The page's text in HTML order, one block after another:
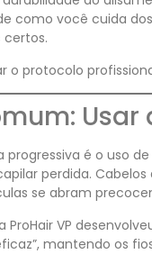
como você cuida
certos.
o protocolo
progressiva é o uso
perdida.
se abram
ProHair VP
mantendo os